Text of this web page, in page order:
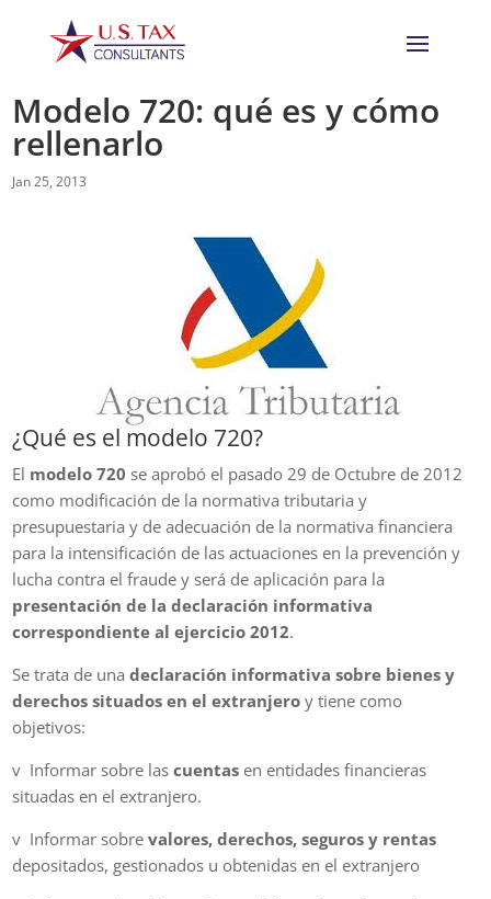
Modelo 720: qué es y cómo
rellenarlo
Jan 25, 2013
¿Qué es el modelo 720?
El modelo 720 se aprobó el pasado 29 de Octubre de 2012
como modificación de la normativa tributaria y
presupuestaria y de adecuación de la normativa financiera
para la intensificación de las actuaciones en la prevención y
lucha contra el fraude y será de aplicación para la
presentación de la declaración informativa
correspondiente al ejercicio 2012.
Se trata de unadeclaración informativa sobre bienes y
derechos situados en el extranjeroy tiene como
objetivos:
v Informar sobre lascuentas en entidades financieras
situadas en el extranjero.
v Informar sobrevalores, derechos, seguros y rentas
depositados, gestionados u obtenidas en el extranjero